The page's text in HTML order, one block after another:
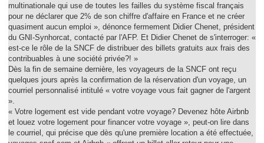
multinationale qui use de toutes les failles du système fiscal français
pour ne déclarer que 2% de son chiffre d'affaire en France et ne créer
quasiment aucun emploi », dénonce fermement Didier Chenet, président
du GNI-Synhorcat, contacté par l'AFP. Et Didier Chenet de s'interroger: «
est-ce le rôle de la SNCF de distribuer des billets gratuits aux frais des
contribuables à une société privée?! »
Dès la fin de semaine dernière, les voyageurs de la SNCF ont reçu
quelques jours après la confirmation de la réservation d'un voyage, un
courriel personnalisé intitulé « votre voyage vous fait gagner de l'argent
».
« Votre logement est vide pendant votre voyage? Devenez hôte Airbnb
et louez votre logement pour financer votre voyage », peut-on lire dans
le courriel, qui précise que dès qu'une première location a été effectuée,